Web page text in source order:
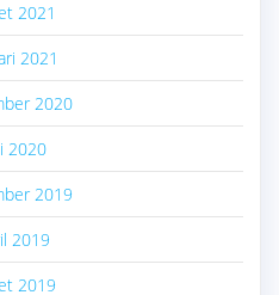
2021
2021
2020
2020
2019
2019
2019